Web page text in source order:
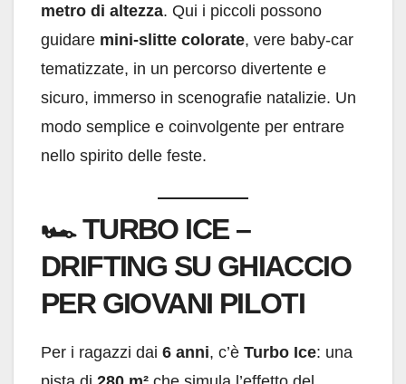
metro di altezza. Qui i piccoli possono
guidare mini-slitte colorate, vere baby-car
tematizzate, in un percorso divertente e
sicuro, immerso in scenografie natalizie. Un
modo semplice e coinvolgente per entrare
nello spirito delle feste.
🏎️TURBO ICE –
DRIFTING SU GHIACCIO
PER GIOVANI PILOTI
Per i ragazzi dai 6 anni, c’è Turbo Ice: una